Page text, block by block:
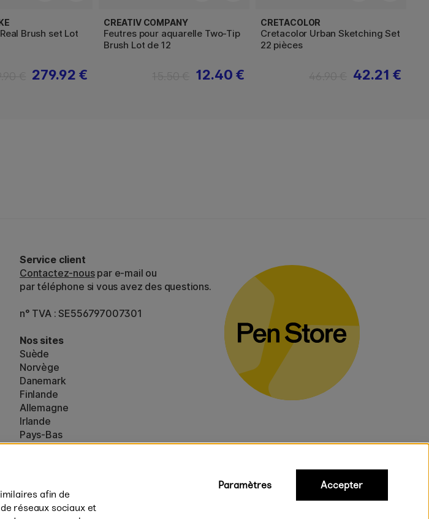
Brush set Lot
279.92 €
CREATIV COMPANY
Feutres pour aquarelle Two-Tip
Brush Lot de 12
12.40 €
CRETACOLOR
Cretacolor Urban Sketching Set
22 pièces
42.21 €
Service client
Contactez-nouspar e-mail ou
par téléphone si vous avez des questions.
n° TVA : SE556797007301
Nos sites
Suède
Norvège
Danemark
Finlande
Allemagne
Irlande
Pays-Bas
Royaume-Uni
* Des conditions de livraison
s’appliquent aux produits volumineux.
afin de
réseaux sociaux et
Paramètres Accepter